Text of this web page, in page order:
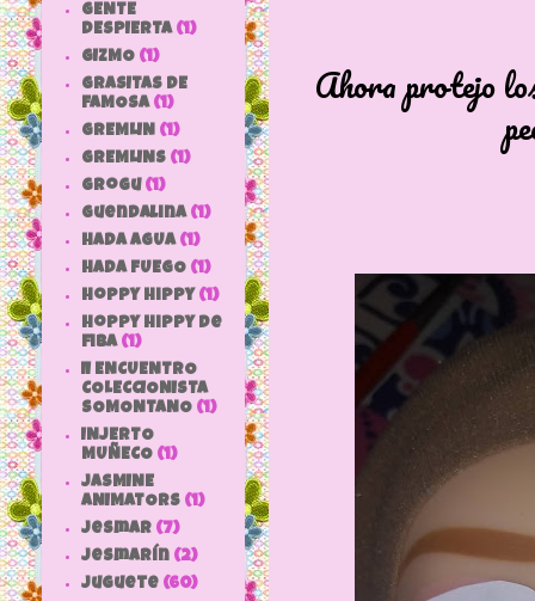
Ahora protejo
GENTE
DESPIERTA (1)
GIZMO (1)
GRASITAS DE
FAMOSA (1)
GREMLIN (1)
GREMLINS (1)
grogu (1)
Guendalina (1)
HADA AGUA (1)
HADA FUEGO (1)
hoppy hippy (1)
hoppy hippy de
fiba (1)
II ENCUENTRO
COLECCIONISTA
SOMONTANO (1)
INJERTO
MUÑECO (1)
JASMINE
ANIMATORS (1)
jesmar (7)
jesmarín (2)
juguete (60)